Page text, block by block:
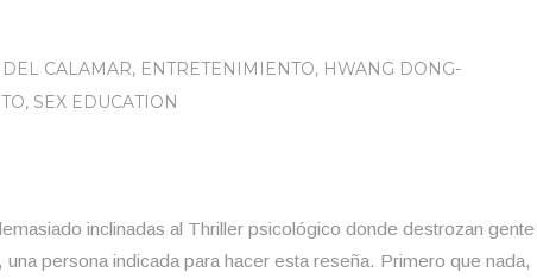
CALAMAR, ENTRETENIMIENTO, HWANG DONG-
, SEX EDUCATION
inclinadas al Thriller psicológico donde destrozan gente
persona indicada para hacer esta reseña. Primero que nada,